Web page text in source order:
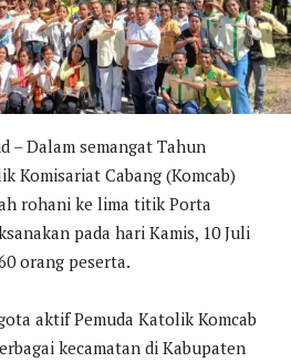
– Dalam semangat Tahun
Komisariat Cabang (Komcab)
rohani ke lima titik Porta
pada hari Kamis, 10 Juli
orang peserta.
aktif Pemuda Katolik Komcab
kecamatan di Kabupaten